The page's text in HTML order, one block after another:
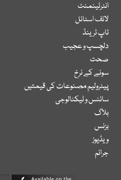
انٹرٹینمنٹ
لائف اسٹائل
ٹاپ ٹرینڈ
دلچسپ و عجیب
صحت
سونے کے نرخ
پیٹرولیم مصنوعات کی قیمتیں
سائنس و ٹیکنالوجی
بلاگ
بزنس
ویڈیوز
جرائم